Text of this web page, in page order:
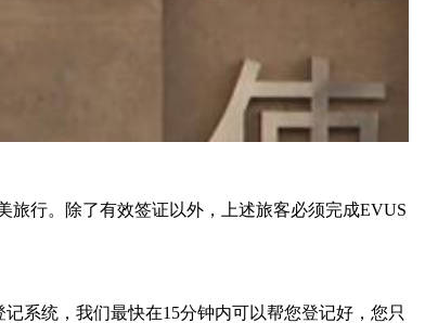
旅行。除了有效签证以外，上述旅客必须完成EVUS
系统，我们最快在15分钟内可以帮您登记好，您只